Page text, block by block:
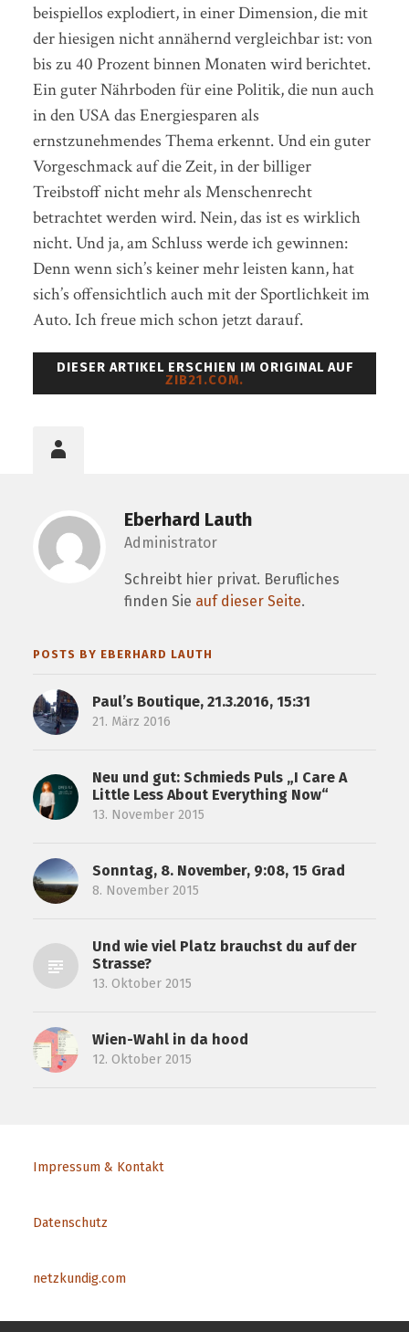
beispiellos explodiert, in einer Dimension, die mit
der hiesigen nicht annähernd vergleichbar ist: von
bis zu 40 Prozent binnen Monaten wird berichtet.
Ein guter Nährboden für eine Politik, die nun auch
in den USA das Energiesparen als
ernstzunehmendes Thema erkennt. Und ein guter
Vorgeschmack auf die Zeit, in der billiger
Treibstoff nicht mehr als Menschenrecht
betrachtet werden wird. Nein, das ist es wirklich
nicht. Und ja, am Schluss werde ich gewinnen:
Denn wenn sich’s keiner mehr leisten kann, hat
sich’s offensichtlich auch mit der Sportlichkeit im
Auto. Ich freue mich schon jetzt darauf.
DIESER ARTIKEL ERSCHIEN IM ORIGINAL AUF
ZIB21.COM.
Eberhard Lauth
Administrator
Schreibt hier privat. Berufliches
finden Sie auf dieser Seite.
POSTS BY EBERHARD LAUTH
Paul’s Boutique, 21.3.2016, 15:31
21. März 2016
Neu und gut: Schmieds Puls „I Care A
Little Less About Everything Now“
13. November 2015
Sonntag, 8. November, 9:08, 15 Grad
8. November 2015
Und wie viel Platz brauchst du auf der
Strasse?
13. Oktober 2015
Wien-Wahl in da hood
12. Oktober 2015
Impressum & Kontakt
Datenschutz
netzkundig.com